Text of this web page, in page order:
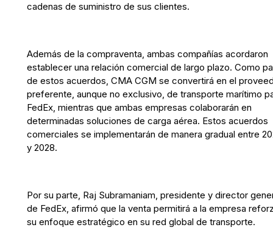
cadenas de suministro de sus clientes.
Además de la compraventa, ambas compañías acordaron
establecer una relación comercial de largo plazo. Como
de estos acuerdos, CMA CGM se convertirá en el
preferente, aunque no exclusivo, de transporte marítimo
FedEx, mientras que ambas empresas colaborarán en
determinadas soluciones de carga aérea. Estos acuerdos
comerciales se implementarán de manera gradual entre
y 2028.
Por su parte, Raj Subramaniam, presidente y director
de FedEx, afirmó que la venta permitirá a la empresa
su enfoque estratégico en su red global de transporte.